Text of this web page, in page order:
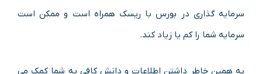
سرمایه گذاری در بورس با ریسک همراه است و ممکن است
سرمایه شما را کم یا زیاد کند.
به همین خاطر داشتن اطلاعات و دانش کافی به شما کمک می